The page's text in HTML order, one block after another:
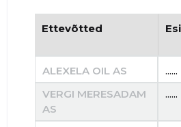
Ettevõtted
ALEXELA OIL AS ......
VERGI MERESADAM
AS
......